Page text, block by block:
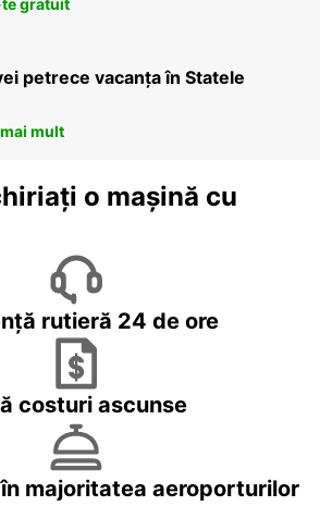
gratuit
petrece vacanța în Statele
mult
o mașină cu
rutieră 24 de ore
costuri ascunse
majoritatea aeroporturilor